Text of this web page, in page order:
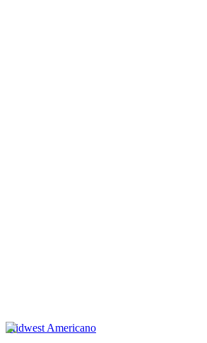
Midwest Americano